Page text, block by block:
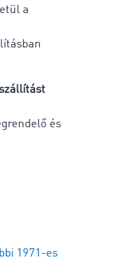
a
és
1971-es